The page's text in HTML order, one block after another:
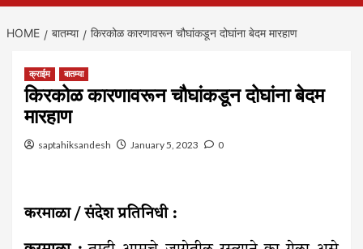
HOME बातम्या किरकोळ कारणावरून चौघांकडून दोघांना बेदम मारहाण
क्राईम बातम्या
किरकोळ कारणावरून चौघांकडून दोघांना बेदम
मारहाण
saptahiksandesh January 5, 2023 0
करमाळा / संदेश प्रतिनिधी :